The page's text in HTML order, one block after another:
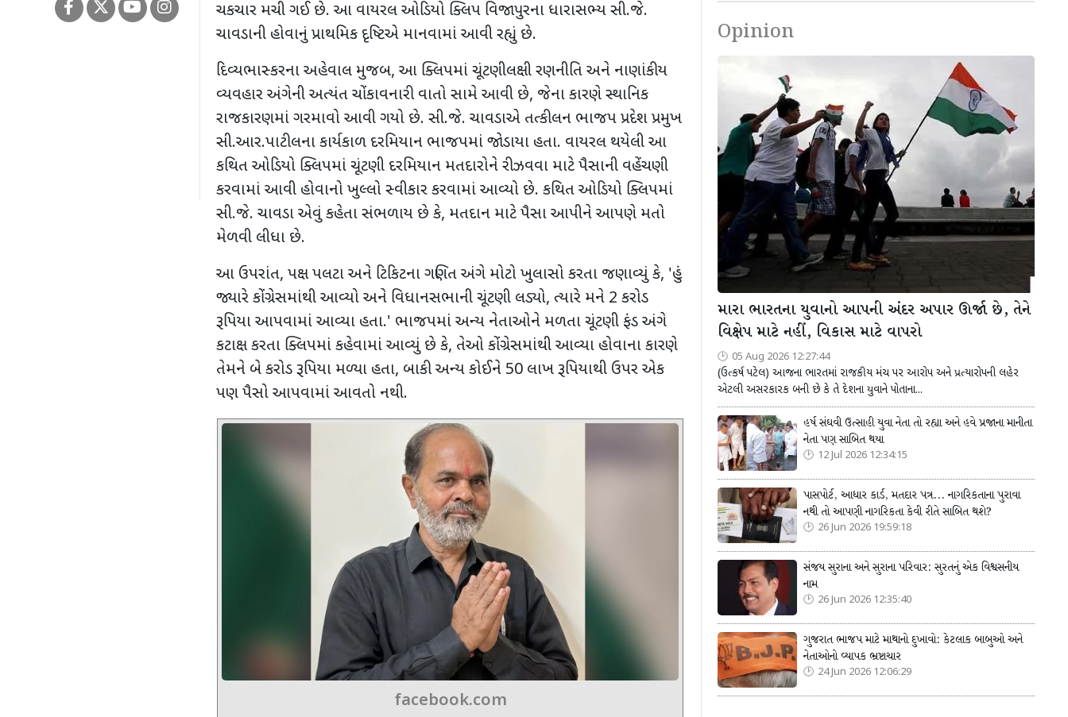
ચકચાર મચી ગઈ છે. આ વાયરલ ઓડિયો ક્લિપ વિજાપુરના ધારાસભ્ય સી.જે.
ચાવડાની હોવાનું પ્રાથમિક દૃષ્ટિએ માનવામાં આવી રહ્યું છે.
દિવ્યભાસ્કરના અહેવાલ મુજબ, આ ક્લિપમાં ચૂંટણીલક્ષી રણનીતિ અને નાણાંકીય
વ્યવહાર અંગેની અત્યંત ચોંકાવનારી વાતો સામે આવી છે, જેના કારણે સ્થાનિક
રાજકારણમાં ગરમાવો આવી ગયો છે. સી.જે. ચાવડાએ તત્કીલન ભાજપ પ્રદેશ પ્રમુખ
સી.આર.પાટીલના કાર્યકાળ દરમિયાન ભાજપમાં જોડાયા હતા. વાયરલ થયેલી આ
કથિત ઓડિયો ક્લિપમાં ચૂંટણી દરમિયાન મતદારોને રીઝવવા માટે પૈસાની વહેંચણી
કરવામાં આવી હોવાનો ખુલ્લો સ્વીકાર કરવામાં આવ્યો છે. કથિત ઓડિયો ક્લિપમાં
સી.જે. ચાવડા એવું કહેતા સંભળાય છે કે, મતદાન માટે પૈસા આપીને આપણે મતો
મેળવી લીધા છે.
આ ઉપરાંત, પક્ષ પલટા અને ટિકિટના ગણિત અંગે મોટો ખુલાસો કરતા જણાવ્યું કે, 'હું
જ્યારે કોંગ્રેસમાંથી આવ્યો અને વિધાનસભાની ચૂંટણી લડ્યો, ત્યારે મને 2 કરોડ
રૂપિયા આપવામાં આવ્યા હતા.' ભાજપમાં અન્ય નેતાઓને મળતા ચૂંટણી ફંડ અંગે
કટાક્ષ કરતા ક્લિપમાં કહેવામાં આવ્યું છે કે, તેઓ કોંગ્રેસમાંથી આવ્યા હોવાના કારણે
તેમને બે કરોડ રૂપિયા મળ્યા હતા, બાકી અન્ય કોઈને 50 લાખ રૂપિયાથી ઉપર એક
પણ પૈસો આપવામાં આવતો નથી.
facebook.com
Opinion
મારા ભારતના યુવાનો આપની અંદર અપાર ઊર્જા છે, તેને
વિક્ષેપ માટે નહીં, વિકાસ માટે વાપરો
05 Aug 2026 12:27:44
(ઉત્કર્ષ પટેલ) આજના ભારતમાં રાજકીય મંચ પર આરોપ અને પ્રત્યારોપની લહેર
એટલી અસરકારક બની છે કે તે દેશના યુવાને પોતાના...
હર્ષ સંઘવી ઉત્સાહી યુવા નેતા તો રહ્યા અને હવે પ્રજાના માનીતા
નેતા પણ સાબિત થયા
12 Jul 2026 12:34:15
પાસપોર્ટ, આધાર કાર્ડ, મતદાર પત્ર... નાગરિકતાના પુરાવા
નથી તો આપણી નાગરિકતા કેવી રીતે સાબિત થશે?
26 Jun 2026 19:59:18
સંજય સુરાના અને સુરાના પરિવાર: સુરતનું એક વિશ્વસનીય
નામ
26 Jun 2026 12:35:40
ગુજરાત ભાજપ માટે માથાનો દુખાવો: કેટલાક બાબુઓ અને
નેતાઓનો વ્યાપક ભ્રષ્ટાચાર
24 Jun 2026 12:06:29